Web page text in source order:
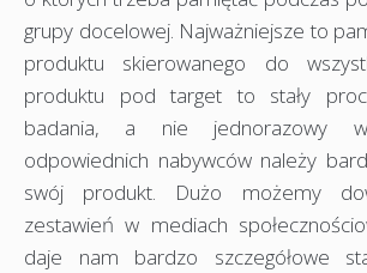
grupy docelowej. Najważniejsze to
produktu skierowanego do
produktu pod target to stały
badania, a nie jednorazowy
odpowiednich nabywców należy
swój produkt. Dużo możemy
zestawień w mediach
daje nam bardzo szczegółowe